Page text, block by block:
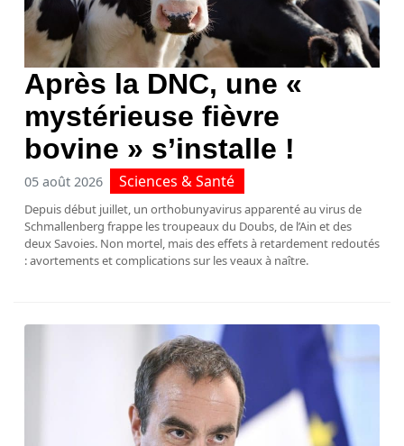
Après la DNC, une «
mystérieuse fièvre
bovine » s’installe !
05 août 2026 Sciences & Santé
Depuis début juillet, un orthobunyavirus apparenté au virus de
Schmallenberg frappe les troupeaux du Doubs, de l’Ain et des
deux Savoies. Non mortel, mais des effets à retardement redoutés
: avortements et complications sur les veaux à naître.